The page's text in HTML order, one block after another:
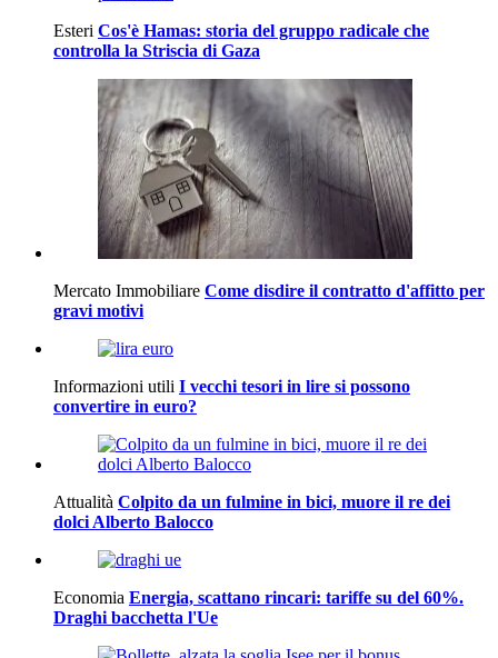
Esteri Cos'è Hamas: storia del gruppo radicale che
controlla la Striscia di Gaza
Mercato Immobiliare Come disdire il contratto d'affitto per
gravi motivi
Informazioni utili I vecchi tesori in lire si possono
convertire in euro?
Attualità Colpito da un fulmine in bici, muore il re dei
dolci Alberto Balocco
Economia Energia, scattano rincari: tariffe su del 60%.
Draghi bacchetta l'Ue